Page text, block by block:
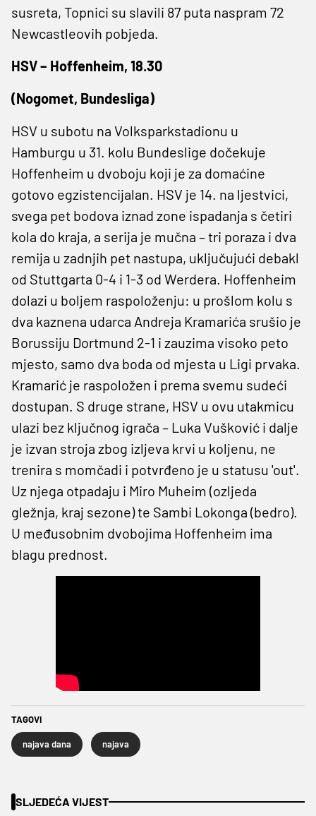
susreta, Topnici su slavili 87 puta naspram 72
Newcastleovih pobjeda.
HSV – Hoffenheim, 18.30
(Nogomet, Bundesliga)
HSV u subotu na Volksparkstadionu u
Hamburgu u 31. kolu Bundeslige dočekuje
Hoffenheim u dvoboju koji je za domaćine
gotovo egzistencijalan. HSV je 14. na ljestvici,
svega pet bodova iznad zone ispadanja s četiri
kola do kraja, a serija je mučna – tri poraza i dva
remija u zadnjih pet nastupa, uključujući debakl
od Stuttgarta 0-4 i 1-3 od Werdera. Hoffenheim
dolazi u boljem raspoloženju: u prošlom kolu s
dva kaznena udarca Andreja Kramarića srušio je
Borussiju Dortmund 2-1 i zauzima visoko peto
mjesto, samo dva boda od mjesta u Ligi prvaka.
Kramarić je raspoložen i prema svemu sudeći
dostupan. S druge strane, HSV u ovu utakmicu
ulazi bez ključnog igrača – Luka Vušković i dalje
je izvan stroja zbog izljeva krvi u koljenu, ne
trenira s momčadi i potvrđeno je u statusu 'out'.
Uz njega otpadaju i Miro Muheim (ozljeda
gležnja, kraj sezone) te Sambi Lokonga (bedro).
U međusobnim dvobojima Hoffenheim ima
blagu prednost.
TAGOVI
najava dana najava
SLJEDEĆA VIJEST